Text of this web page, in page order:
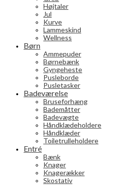
Højtaler
Jul
Kurve
Lammeskind
Wellness
Børn
Ammepuder
Børnebænk
Gyngeheste
Pusleborde
Pusletasker
Badeværelse
Bruseforhæng
Bademåtter
Badevægte
Håndklædeholdere
Håndklæder
Toiletrulleholdere
Entré
Bænk
Knager
Knagerækker
Skostativ